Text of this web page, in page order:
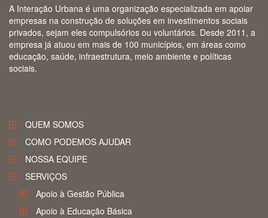
A Interação Urbana é uma organização especializada em apoiar
empresas na construção de soluções em investimentos sociais
privados, sejam eles compulsórios ou voluntários. Desde 2011, a
empresa já atuou em mais de 100 municípios, em áreas como
educação, saúde, infraestrutura, meio ambiente e políticas
sociais.
QUEM SOMOS
COMO PODEMOS AJUDAR
NOSSA EQUIPE
SERVIÇOS
Apoio à Gestão Pública
Apoio à Educação Básica